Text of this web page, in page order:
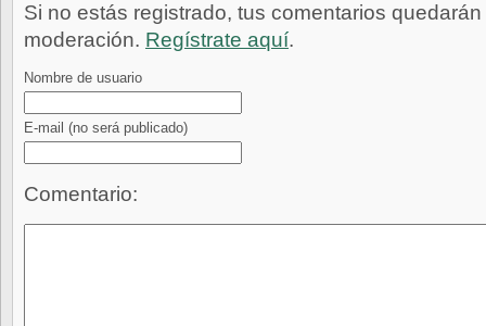
Si no estás registrado, tus comentarios
moderación. Regístrate aquí.
Nombre de usuario
E-mail (no será publicado)
Comentario: